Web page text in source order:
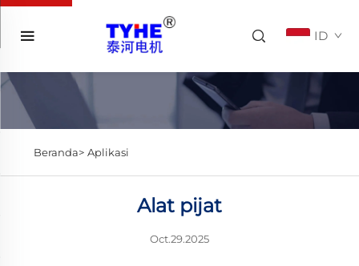
ID
Beranda> Aplikasi
Alat pijat
Oct.29.2025